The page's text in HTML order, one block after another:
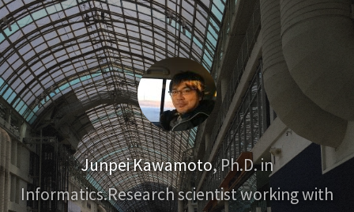
Junpei Kawamoto, Ph.D. in
Informatics.Research scientist working with